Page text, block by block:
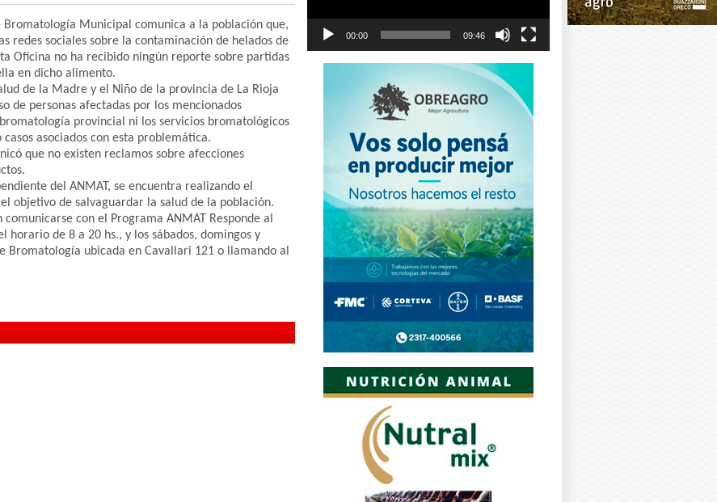
Municipal comunica a la población que,
redes sociales sobre la contaminación de helados de
Oficina no ha recibido ningún reporte sobre partidas
en dicho alimento.
de la Madre y el Niño de la provincia de La Rioja
de personas afectadas por los mencionados
provincial ni los servicios bromatológicos
asociados con esta problemática.
que no existen reclamos sobre afecciones
del ANMAT, se encuentra realizando el
objetivo de salvaguardar la salud de la población.
con el Programa ANMAT Responde al
horario de 8 a 20 hs., y los sábados, domingos y
Bromatología ubicada en Cavallari 121 o llamando al
00:00 09:46